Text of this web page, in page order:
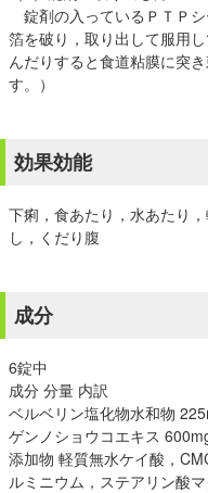
錠剤の入っているＰＴＰ
箔を破り，取り出して服用
んだりすると食道粘膜に突
す。）
効果効能
下痢，食あたり，水あたり
し，くだり腹
成分
6錠中
成分 分量 内訳
ベルベリン塩化物水和物
ゲンノショウコエキス
添加物 軽質無水ケイ酸，
ルミニウム，ステアリン酸